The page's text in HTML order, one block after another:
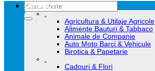
Caută
după:
Categorii
.
Agricultura & Utilaje Agricole
Alimente Bauturi & Tabbaco
Animale de Companie
Auto Moto Barci & Vehicule
Birotica & Papetarie
.
Cadouri & Flori